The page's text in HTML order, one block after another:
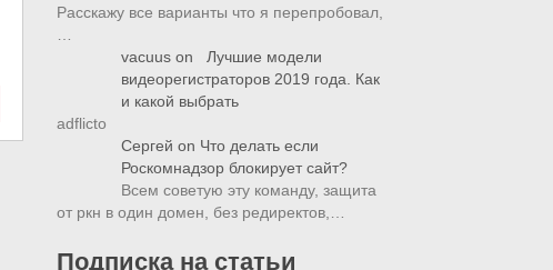
Расскажу все варианты что я перепробовал,
vacuus on
Лучшие модели
видеорегистраторов 2019 года. Как
и какой выбрать
adflicto
Сергей on Что делать если
Роскомнадзор блокирует сайт?
Всем советую эту команду, защита
от ркн в один домен, без редиректов,…
Подписка на статьи